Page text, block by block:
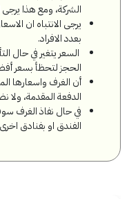
الشركة، ومع هذا
يرجى الانتباه ان
بعدد الافراد.
السعر يتغير في حال
الحجز لتحظأ بسعر
أن الغرف واسعارها
الدفعة المقدمة، ولا
في حال نفاذ الغرف
الفندق او بفنادق